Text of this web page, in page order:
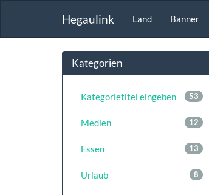
Hegaulink Land Banner
Kategorien
53
Kategorietitel eingeben
12
Medien
13
Essen
8
Urlaub